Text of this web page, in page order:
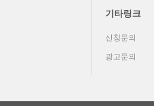
기타링크
신청문의
광고문의